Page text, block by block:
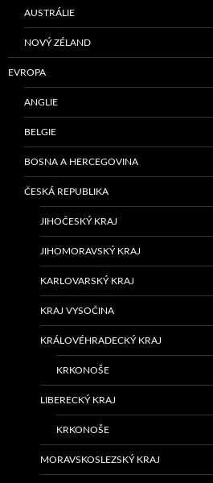
AUSTRÁLIE
NOVÝ ZÉLAND
EVROPA
ANGLIE
BELGIE
BOSNA A HERCEGOVINA
ČESKÁ REPUBLIKA
JIHOČESKÝ KRAJ
JIHOMORAVSKÝ KRAJ
KARLOVARSKÝ KRAJ
KRAJ VYSOČINA
KRÁLOVÉHRADECKÝ KRAJ
KRKONOŠE
LIBERECKÝ KRAJ
KRKONOŠE
MORAVSKOSLEZSKÝ KRAJ